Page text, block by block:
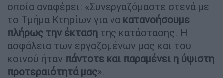
οποία αναφέρει: «Συνεργαζόμαστε στενά με
το Τμήμα Κτηρίων για να κατανοήσουμε
πλήρως την έκταση της κατάστασης. Η
ασφάλεια των εργαζομένων μας και του
κοινού ήταν πάντοτε και παραμένει η ύψιστη
προτεραιότητά μας».